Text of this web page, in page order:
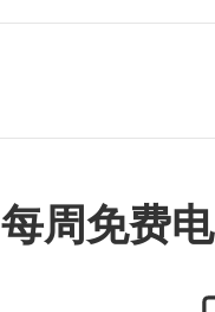
能
大数据
周免费